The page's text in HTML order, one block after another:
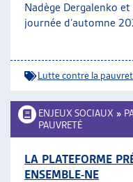
Nadège Dergalenko
journée d’automne
Lutte contre la
ENJEUX SOCIAUX »
PAUVRETÉ
LA PLATEFORME
ENSEMBLE-NE